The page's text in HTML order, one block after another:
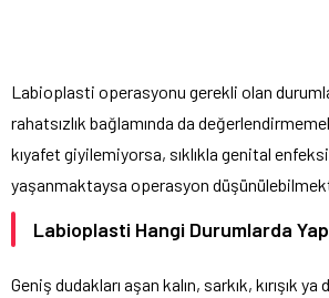
Labioplasti operasyonu gerekli olan
rahatsızlık bağlamında da
kıyafet giyilemiyorsa, sıklıkla genital
yaşanmaktaysa operasyon
Labioplasti Hangi Durumlarda
Geniş dudakları aşan kalın, sarkık, kırışık